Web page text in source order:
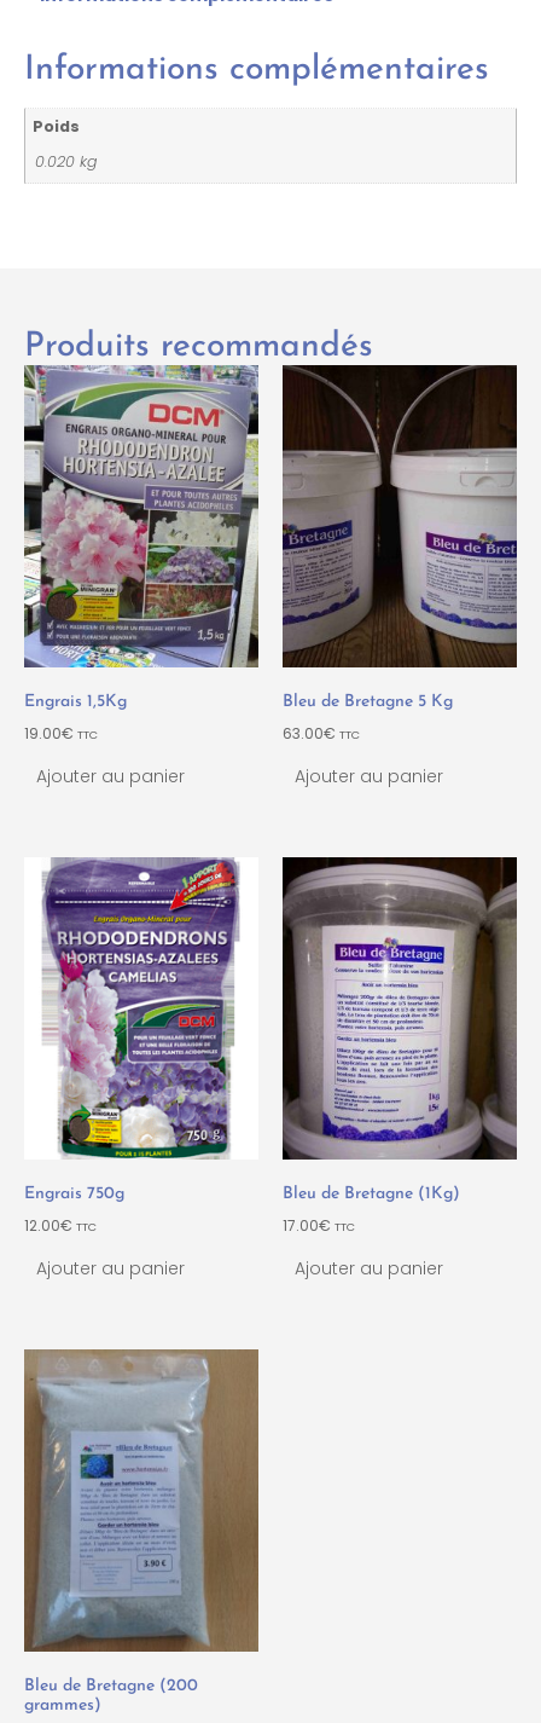
Informations complémentaires
Poids
0.020 kg
Produits recommandés
Engrais 1,5Kg
19.00€ TTC
Ajouter au panier
Bleu de Bretagne 5 Kg
63.00€ TTC
Ajouter au panier
Engrais 750g
12.00€ TTC
Ajouter au panier
Bleu de Bretagne (1Kg)
17.00€ TTC
Ajouter au panier
Bleu de Bretagne (200
grammes)